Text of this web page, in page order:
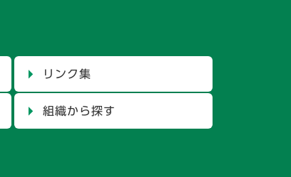
リンク集
組織から探す